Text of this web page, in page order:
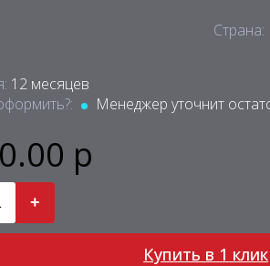
Страна:
12 месяцев
Менеджер уточнит
р
+
Купить в 1 клик